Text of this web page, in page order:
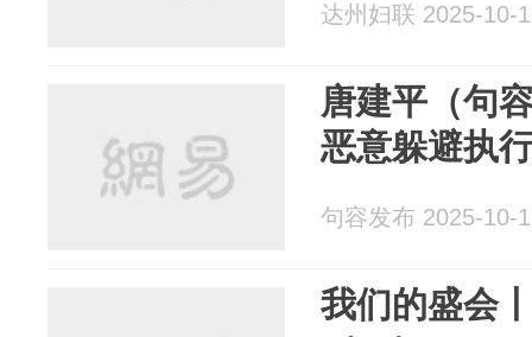
达州妇联 2025-10-
唐建平（句
恶意躲避执
句容发布 2025-10-
我们的盛会